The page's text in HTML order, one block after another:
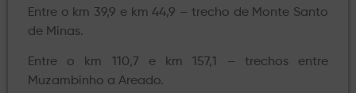
Entre o km 39,9 e km 44,9 – trecho de Monte Santo
de Minas.
Entre o km 110,7 e km 157,1 – trechos entre
Muzambinho a Areado.